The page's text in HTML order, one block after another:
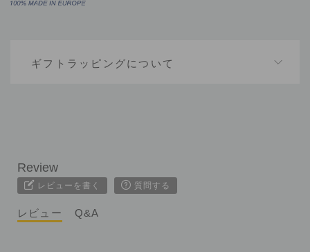
ギフトラッピングについて
レビューを書く 質問する
レビュー Q&A